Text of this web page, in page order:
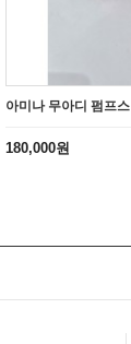
아미나 무아디 펌프스
180,000원